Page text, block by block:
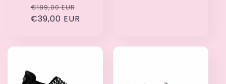
Prezzo
di
€189,00 EUR
€39,00 EUR